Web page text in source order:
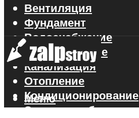
Вентиляция
Фундамент
Водоснабжение
Газоснабжение
Канализация
Отопление
Кондиционирование
Электроснабжение
Меню